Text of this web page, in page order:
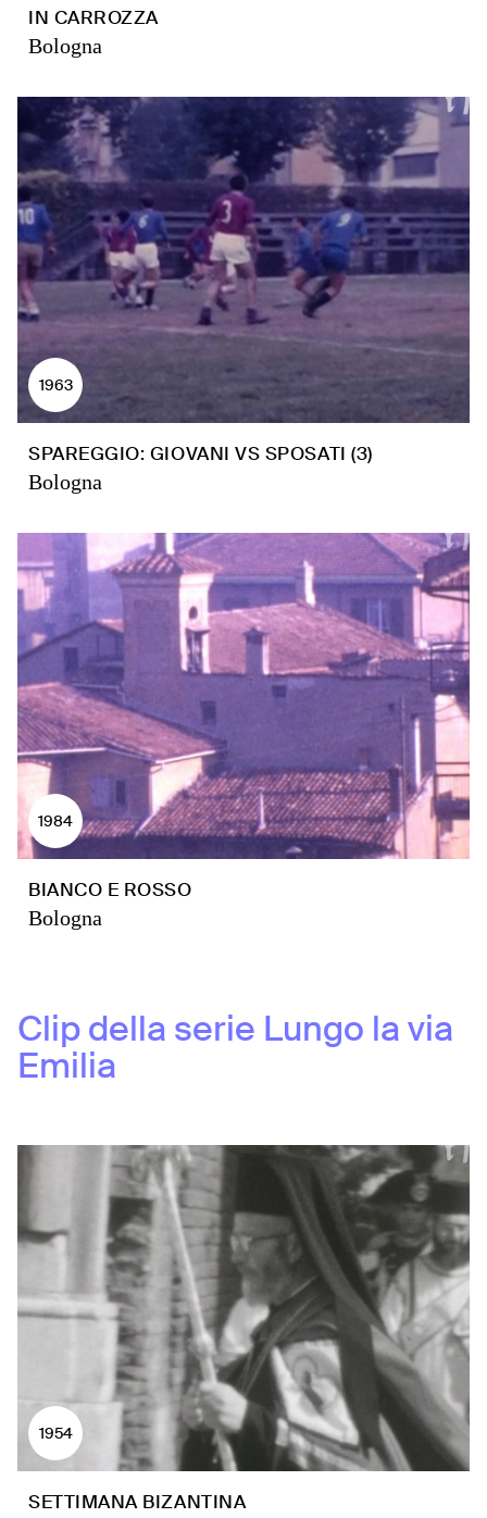
IN CARROZZA
Bologna
1963
SPAREGGIO: GIOVANI VS SPOSATI (3)
Bologna
1984
BIANCO E ROSSO
Bologna
Clip della serie Lungo la via
Emilia
1954
SETTIMANA BIZANTINA